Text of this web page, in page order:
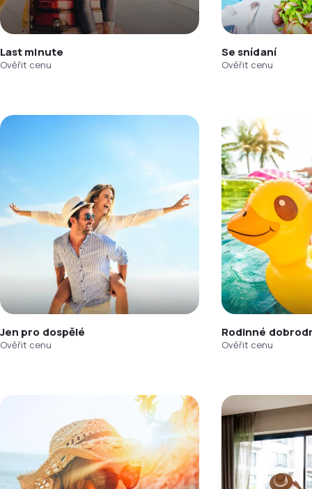
Last minute
Ověřit cenu
Se snídaní
Ověřit cenu
Jen pro dospělé
Ověřit cenu
Rodinné
Ověřit cenu